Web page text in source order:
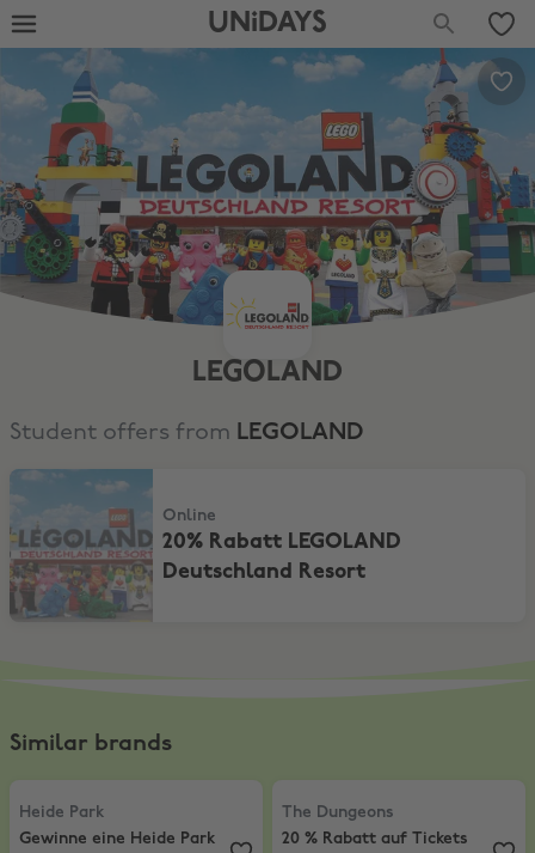
UNiDAYS
LEGOLAND
Student offers from LEGOLAND
20% Rabatt LEGOLAND Deutschland Resort
Online
20% Rabatt LEGOLAND
Deutschland Resort
Similar brands
Heide Park
Gewinne eine Heide Park Silver Jahreskarte!🎢
Heide Park
Gewinne eine Heide Park
The Dungeons
20 % Rabatt auf
The Dungeons
20 % Rabatt auf Tickets